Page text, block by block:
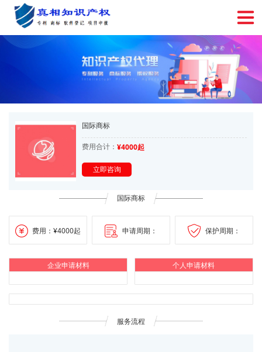
国际商标
费用合计： ¥4000起
立即咨询
国际商标
费用：¥4000起 申请周期： 保护周期：
企业申请材料 个人申请材料
服务流程